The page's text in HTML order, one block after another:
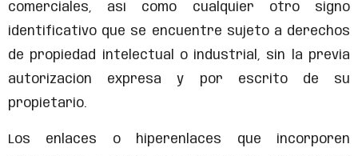
comerciales, así como cualquier otro signo
identificativo que se encuentre sujeto a derechos
de propiedad intelectual o industrial, sin la previa
autorización expresa y por escrito de su
propietario.
Los enlaces o hiperenlaces que incorporen